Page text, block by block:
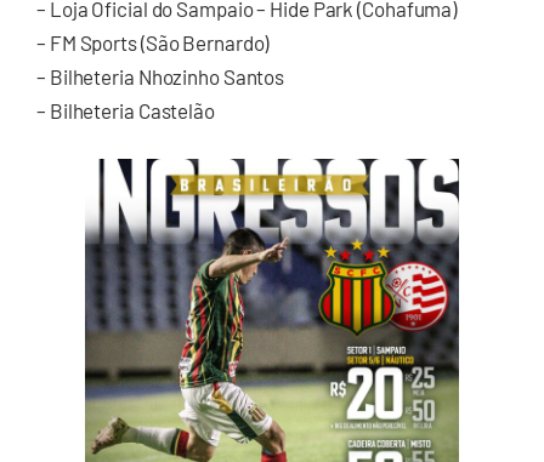
– Loja Oficial do Sampaio – Hide Park (Cohafuma)
– FM Sports (São Bernardo)
– Bilheteria Nhozinho Santos
– Bilheteria Castelão